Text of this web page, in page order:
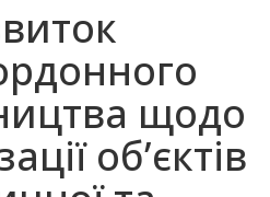
щодо
об’єктів